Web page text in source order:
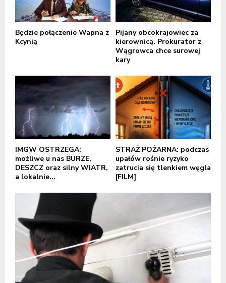
Będzie połączenie Wapna z
Kcynią
Pijany obcokrajowiec za
kierownicą. Prokurator z
Wągrowca chce surowej
kary
IMGW OSTRZEGA:
możliwe u nas BURZE,
DESZCZ oraz silny WIATR,
a lokalnie...
STRAŻ POŻARNA: podczas
upałów rośnie ryzyko
zatrucia się tlenkiem węgla
[FILM]